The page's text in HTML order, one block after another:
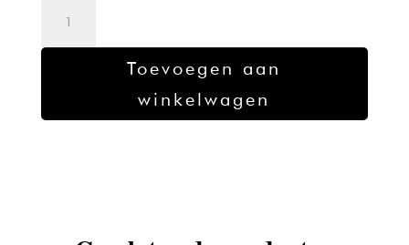
Toevoegen aan
winkelwagen